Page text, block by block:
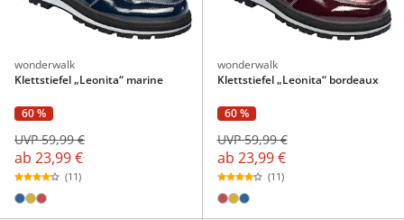
wonderwalk
Klettstiefel „Leonita“ marine
60 %
ab 23,99 €
UVP 59,99 €
(11)
wonderwalk
Klettstiefel „Leonita“ bordeaux
60 %
ab 23,99 €
UVP 59,99 €
(11)